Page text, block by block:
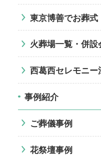
東京博善でお葬
火葬場一覧・併設
西葛西セレモニ
事例紹介
ご葬儀事例
花祭壇事例